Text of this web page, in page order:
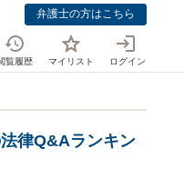
弁護士の方はこちら
覧履歴 マイリスト ログイン
律Q&Aランキン